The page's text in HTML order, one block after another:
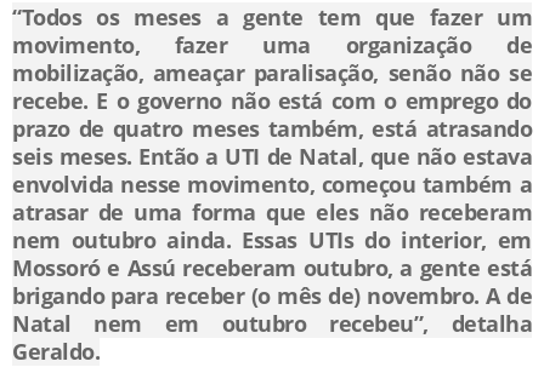
“Todos os meses a gente tem que fazer um
movimento, fazer uma organização de
mobilização, ameaçar paralisação, senão não se
recebe. E o governo não está com o emprego do
prazo de quatro meses também, está atrasando
seis meses. Então a UTI de Natal, que não estava
envolvida nesse movimento, começou também a
atrasar de uma forma que eles não receberam
nem outubro ainda. Essas UTIs do interior, em
Mossoró e Assú receberam outubro, a gente está
brigando para receber (o mês de) novembro. A de
Natal nem em outubro recebeu”, detalha
Geraldo.